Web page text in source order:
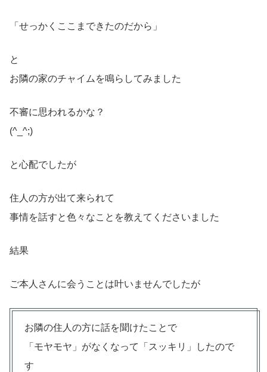
「せっかくここまできたのだから」
と
お隣の家のチャイムを鳴らしてみました
不審に思われるかな？
(^_^;)
と心配でしたが
住人の方が出て来られて
事情を話すと色々なことを教えてくださいました
結果
ご本人さんに会うことは叶いませんでしたが
お隣の住人の方に話を聞けたことで
「モヤモヤ」がなくなって「スッキリ」したので
す